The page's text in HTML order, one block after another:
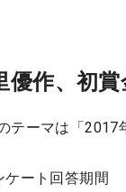
優作、初
テーマは「2017
ケート回答期間